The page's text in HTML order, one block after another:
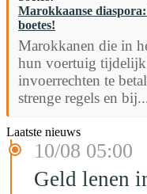
Marokkaanse
boetes!
Marokkanen die in
hun voertuig
invoerrechten te
strenge regels en
Laatste nieuws
10/08 05:00
Geld lenen